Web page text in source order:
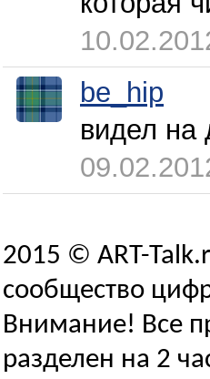
be_hip
видел на
2015 © ART-
сообщество
Внимание! Все
разделен на 2